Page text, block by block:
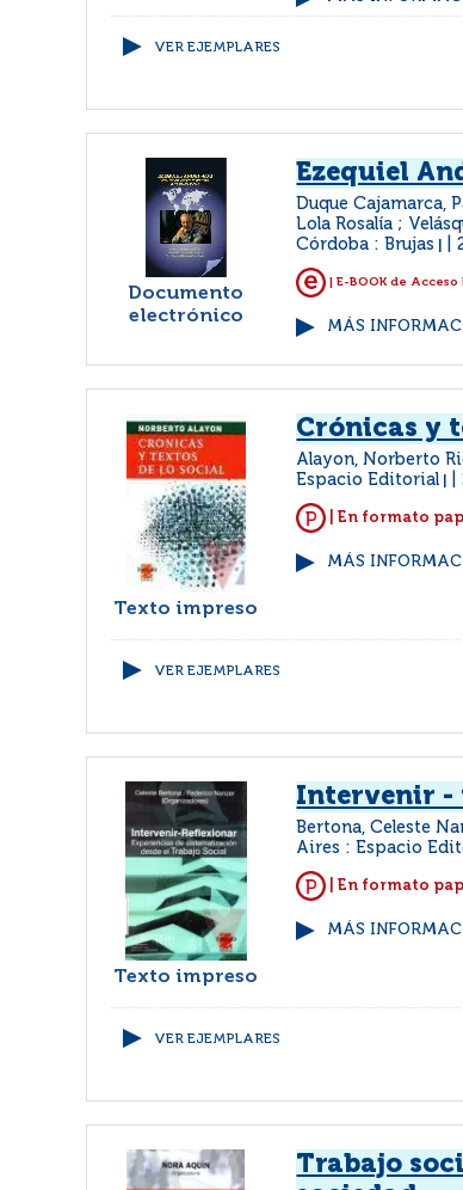
VER EJEMPLARES
Documento
electrónico
Ezequiel
Duque Cajamarca,
Lola Rosalía ;
Córdoba : Brujas
| E-BOOK de Acceso
MÁS
Texto impreso
Crónicas y
Alayon, Norberto
Espacio Editorial
| En formato
MÁS
VER EJEMPLARES
Texto impreso
Intervenir -
Bertona, Celeste
Aires : Espacio
| En formato
MÁS
VER EJEMPLARES
Trabajo